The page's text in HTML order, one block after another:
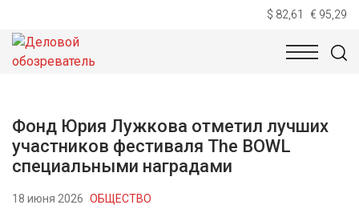
$ 82,61 € 95,29
НОВОСТИ
Фонд Юрия Лужкова отметил лучших
участников фестиваля The BOWL
специальными наградами
18 июня 2026 ОБЩЕСТВО